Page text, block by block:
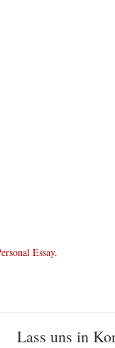
Essay.
Lass uns in